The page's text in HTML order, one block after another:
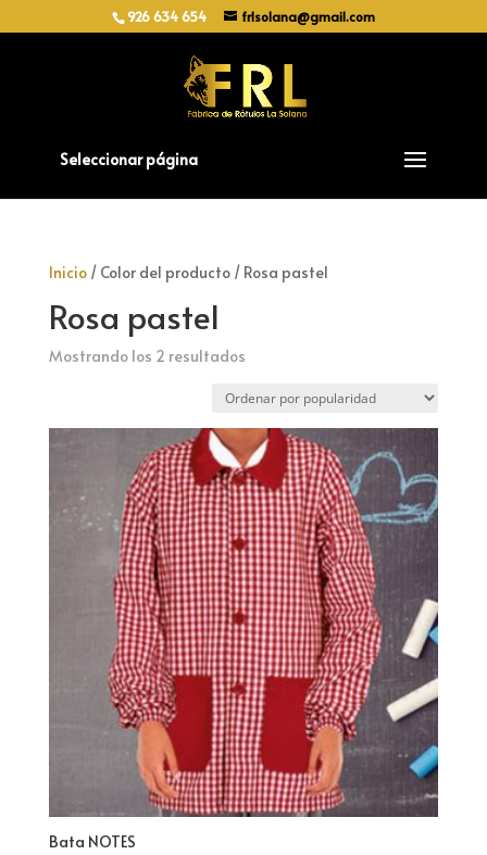
926 634 654 frlsolana@gmail.com
Seleccionar página
Inicio/ Color del producto / Rosa pastel
Rosa pastel
Mostrando los 2 resultadosOrdenado
popularidad
Bata NOTES